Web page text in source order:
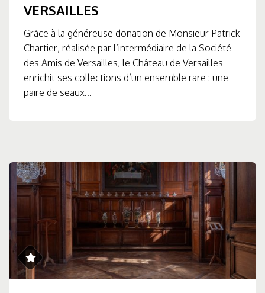
VERSAILLES
Grâce à la généreuse donation de Monsieur Patrick
Chartier, réalisée par l’intermédiaire de la Société
des Amis de Versailles, le Château de Versailles
enrichit ses collections d’un ensemble rare : une
paire de seaux...